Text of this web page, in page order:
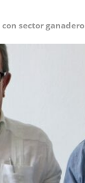
sector ganadero